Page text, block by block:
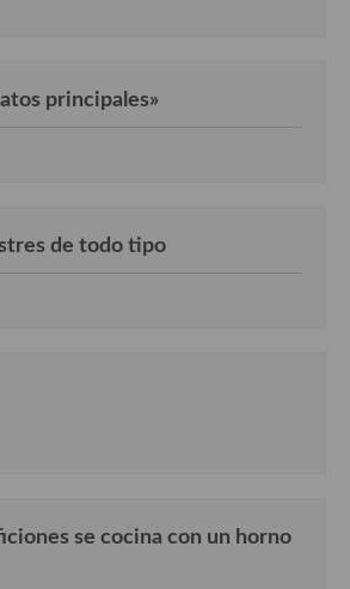
principales»
de todo tipo
se cocina con un horno